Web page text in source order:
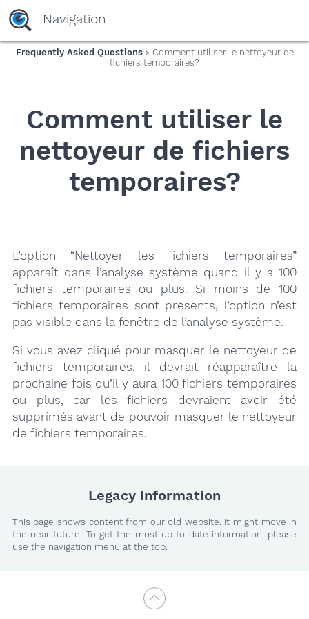
yaaaeag20
Navigation
Frequently Asked Questions» Comment utiliser le nettoyeur de
fichiers temporaires?
Comment utiliser le
nettoyeur de fichiers
temporaires?
L’option “Nettoyer les fichiers temporaires”
apparaît dans l’analyse système quand il y a 100
fichiers temporaires ou plus. Si moins de 100
fichiers temporaires sont présents, l’option n’est
pas visible dans la fenêtre de l’analyse système.
Si vous avez cliqué pour masquer le nettoyeur de
fichiers temporaires, il devrait réapparaître la
prochaine fois qu’il y aura 100 fichiers temporaires
ou plus, car les fichiers devraient avoir été
supprimés avant de pouvoir masquer le nettoyeur
de fichiers temporaires.
Legacy Information
This page shows content from our old website. It might move in
the near future. To get the most up to date information, please
use the navigation menu at the top.